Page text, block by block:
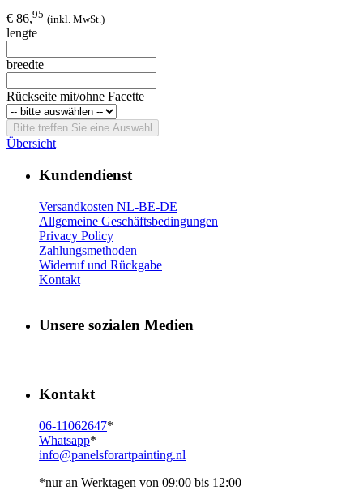
€ 86,95 (inkl. MwSt.)
lengte
breedte
Rückseite mit/ohne Facette
Bitte treffen Sie eine Auswahl
Übersicht
Kundendienst
Versandkosten NL-BE-DE
Allgemeine Geschäftsbedingungen
Privacy Policy
Zahlungsmethoden
Widerruf und Rückgabe
Kontakt
Unsere sozialen Medien
Kontakt
06-11062647*
Whatsapp*
info@panelsforartpainting.nl
*nur an Werktagen von 09:00 bis 12:00